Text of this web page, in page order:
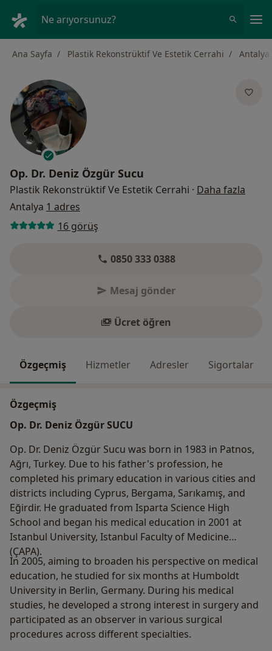
Ne arıyorsunuz?
Ana Sayfa Plastik Rekonstrüktif Ve Estetik Cerrahi Antalya
Op. Dr. Deniz Özgür Sucu
Plastik Rekonstrüktif Ve Estetik Cerrahi · Daha fazla
Antalya 1 adres
16 görüş
0850 333 0388
Mesaj gönder
Ücret öğren
Özgeçmiş Hizmetler Adresler Sigortalar
Özgeçmiş
Op. Dr. Deniz Özgür SUCU
Op. Dr. Deniz Özgür Sucu was born in 1983 in Patnos,
Ağrı, Turkey. Due to his father's profession, he
completed his primary education in various cities and
districts including Cyprus, Bergama, Sarıkamış, and
Eğirdir. He graduated from Isparta Science High
School and began his medical education in 2001 at
Istanbul University, Istanbul Faculty of Medicine
(ÇAPA).
In 2005, aiming to broaden his perspective on medical
education, he studied for six months at Humboldt
University in Berlin, Germany. During his medical
studies, he developed a strong interest in surgery and
participated as an observer in various surgical
procedures across different specialties.